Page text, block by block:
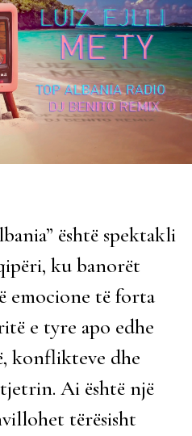
është spektakli
ku banorët
emocione të forta
e tyre apo edhe
konflikteve dhe
Ai është një
tërësisht